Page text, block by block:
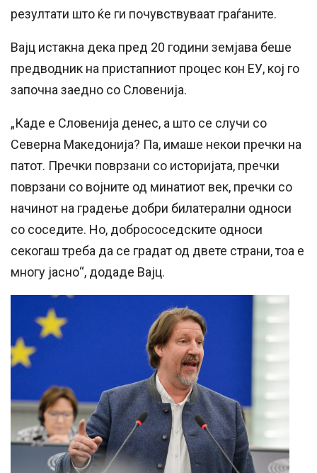
резултати што ќе ги почувствуваат граѓаните.
Вајц истакна дека пред 20 години земјава беше
предводник на пристапниот процес кон ЕУ, кој го
започна заедно со Словенија.
„Каде е Словенија денес, а што се случи со
Северна Македонија? Па, имаше некои пречки на
патот. Пречки поврзани со историјата, пречки
поврзани со војните од минатиот век, пречки со
начинот на градење добри билатерални односи
со соседите. Но, добрососедските односи
секогаш треба да се градат од двете страни, тоа е
многу јасно“, додаде Вајц.